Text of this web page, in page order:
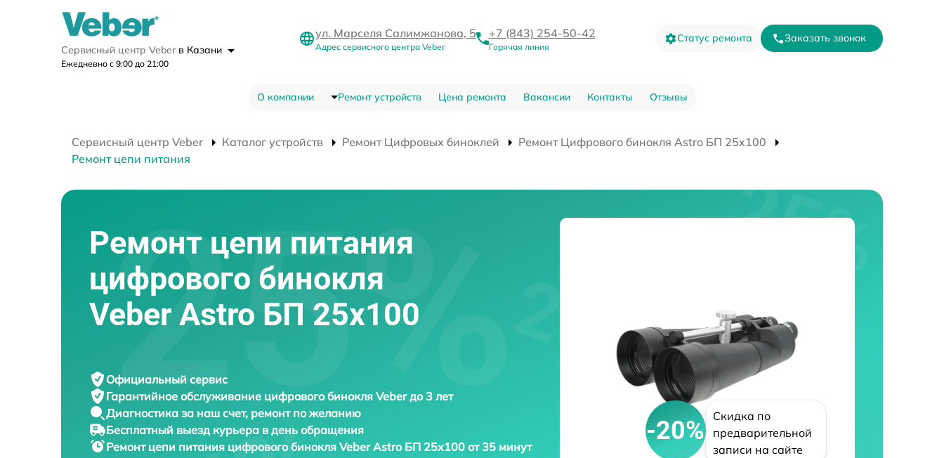
Сервисный центр Veber в Казани
Ежедневно с 9:00 до 21:00
ул. Марселя Салимжанова, 5
Адрес сервисного центра Veber
+7 (843) 254-50-42
Горячая линия
Статус ремонта Заказать звонок
О компании Ремонт устройств Цена ремонта Вакансии Контакты Отзывы
Сервисный центр Veber Каталог устройств Ремонт Цифровых биноклей
Ремонт Цифрового бинокля Astro БП 25x100
Ремонт цепи питания
Ремонт цепи питания
цифрового бинокля
Veber Astro БП 25x100
Официальный сервис
Гарантийное обслуживание цифрового бинокля Veber до 3 лет
Диагностика за наш счет, ремонт по желанию
Бесплатный выезд курьера в день обращения
Ремонт цепи питания цифрового бинокля Veber Astro БП 25x100 от 35 минут
-20%
Скидка по
предварительной
записи на сайте